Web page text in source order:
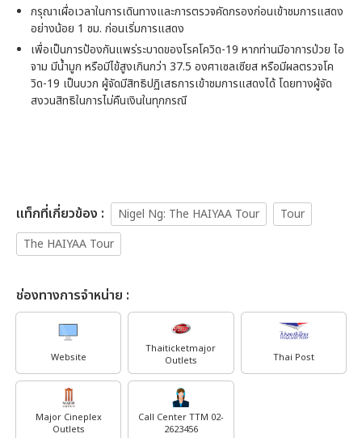
กรุณาเผื่อเวลาในการเดินทางและการตรวจคัดกรองก่อนเข้าชมการแสดง
อย่างน้อย 1 ชม. ก่อนเริ่มการแสดง
เพื่อเป็นการป้องกันแพร่ระบาดของโรคโควิด-19 หากท่านมีอาการป่วย ไอ
จาม มีน้ำมูก หรือมีไข้สูงเกินกว่า 37.5 องศาเซลเซียส หรือมีผลตรวจโค
วิด-19 เป็นบวก ผู้จัดมีสิทธิปฏิเสธการเข้าชมการแสดงได้ โดยทางผู้จัด
สงวนสิทธิในการไม่คืนเงินในทุกกรณี
เเท็กที่เกี่ยวข้อง : Nigel Ng: The HAIYAA Tour
Tour
The HAIYAA Tour
ช่องทางการจำหน่าย :
Website
Thaiticketmajor
Outlets
Thai Post
Major Cineplex
Outlets
Call Center TTM 02-
2623456